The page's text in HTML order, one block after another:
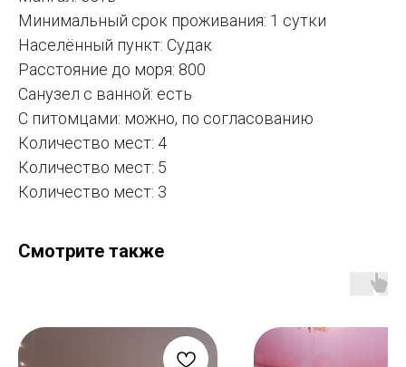
Минимальный срок проживания: 1 сутки
Населённый пункт: Судак
Расстояние до моря: 800
Санузел с ванной: есть
С питомцами: можно, по согласованию
Количество мест: 4
Количество мест: 5
Количество мест: 3
Смотрите также